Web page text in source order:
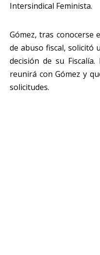
Intersindical Feminista.
Gómez, tras conocerse
de abuso fiscal, solicitó
decisión de su
reunirá con Gómez y
solicitudes.